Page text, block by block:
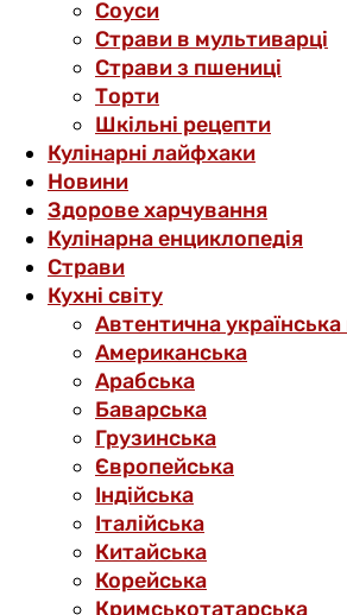
Соуси
Страви в мультиварці
Страви з пшениці
Торти
Шкільні рецепти
Кулінарні лайфхаки
Новини
Здорове харчування
Кулінарна енциклопедія
Страви
Кухні світу
Автентична українська
Американська
Арабська
Баварська
Грузинська
Європейська
Індійська
Італійська
Китайська
Корейська
Кримськотатарська